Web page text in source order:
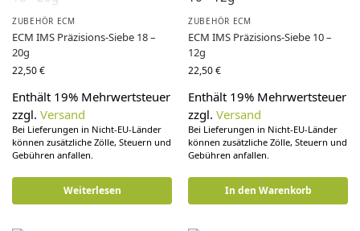
ZUBEHÖR ECM
ECM IMS Präzisions-Siebe 18 –
20g
22,50€
Enthält 19% Mehrwertsteuer
zzgl. Versand
Bei Lieferungen in Nicht-EU-Länder
können zusätzliche Zölle, Steuern und
Gebühren anfallen.
Weiterlesen
ZUBEHÖR ECM
ECM IMS Präzisions-Siebe 10 –
12g
22,50€
Enthält 19% Mehrwertsteuer
zzgl. Versand
Bei Lieferungen in Nicht-EU-Länder
können zusätzliche Zölle, Steuern und
Gebühren anfallen.
In den Warenkorb